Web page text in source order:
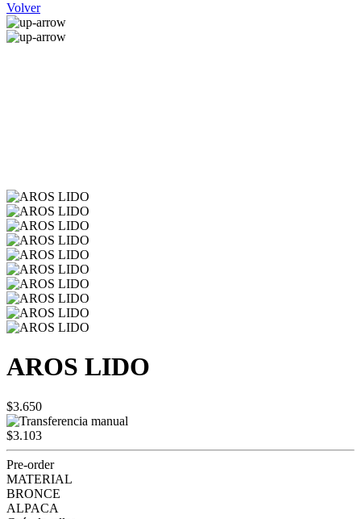
Volver
AROS LIDO
$3.650
$3.103
Pre-order
MATERIAL
BRONCE
ALPACA